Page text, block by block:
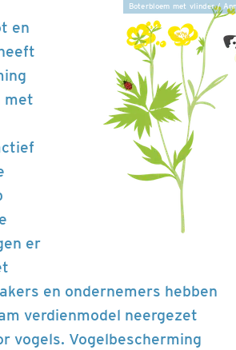
Boterbloem met vlinder /
en
met
er
en ondernemers hebben
verdienmodel neergezet
vogels. Vogelbescherming